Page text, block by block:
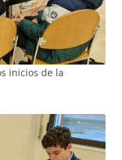
inicios de la